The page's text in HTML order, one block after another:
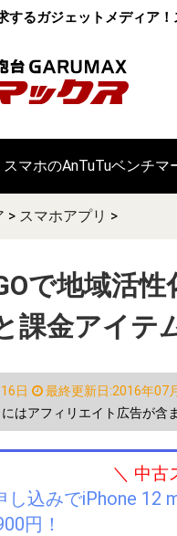
するガジェットメディア
スマホのAnTuTuベンチマ
> スマホアプリ >
で地域活
課金アイテ
日
最終更新日:2016年07
はアフィリエイト広告が含
＼ 中古
し込みでiPhone 12
円！